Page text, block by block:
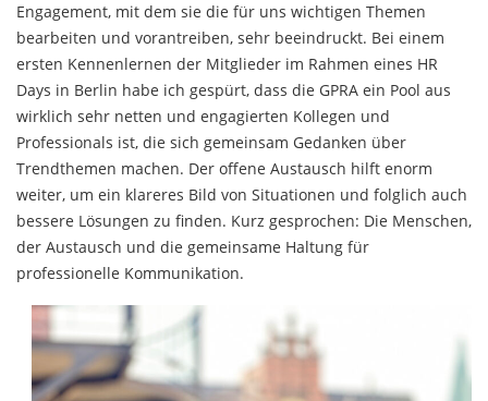
Engagement, mit dem sie die für uns wichtigen Themen
bearbeiten und vorantreiben, sehr beeindruckt. Bei einem
ersten Kennenlernen der Mitglieder im Rahmen eines HR
Days in Berlin habe ich gespürt, dass die GPRA ein Pool aus
wirklich sehr netten und engagierten Kollegen und
Professionals ist, die sich gemeinsam Gedanken über
Trendthemen machen. Der offene Austausch hilft enorm
weiter, um ein klareres Bild von Situationen und folglich auch
bessere Lösungen zu finden. Kurz gesprochen: Die Menschen,
der Austausch und die gemeinsame Haltung für
professionelle Kommunikation.